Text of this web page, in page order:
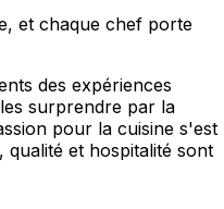
et chaque chef porte
des expériences
surprendre par la
pour la cuisine s'est
qualité et hospitalité sont